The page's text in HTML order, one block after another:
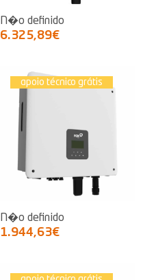
N�o definido
6.325,89€
apoio técnico grátis
N�o definido
1.944,63€